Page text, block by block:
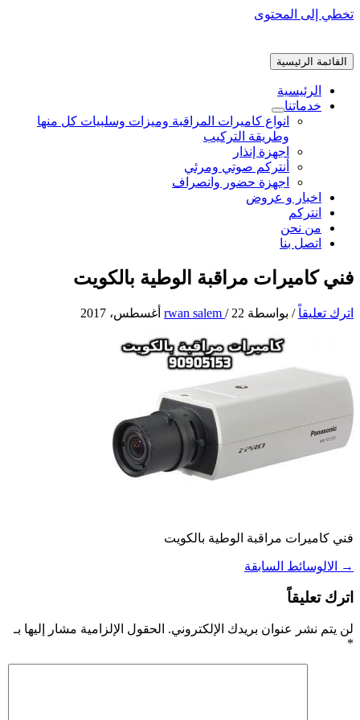
تخطي إلى المحتوى
القائمة الرئيسية
الرئيسية
خدماتنا
انواع كاميرات المراقبة وميزات وسلبيات كل منها
وطريقة التركيب
اجهزة إنذار
أنتركم صوتي ومرئي
اجهزة حضور وانصراف
اخبار و عروض
انتركم
من نحن
اتصل بنا
فني كاميرات مراقبة الوطية بالكويت
اترك تعليقاً / بواسطة rwan salem / 22 أغسطس، 2017
فني كاميرات مراقبة الوطية بالكويت
→ الالوسائط السابقة
اترك تعليقاً
لن يتم نشر عنوان بريدك الإلكتروني. الحقول الإلزامية مشار إليها بـ
*